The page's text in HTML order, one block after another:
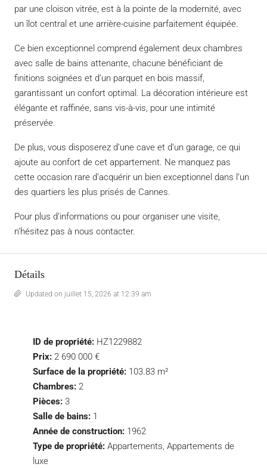
par une cloison vitrée, est à la pointe de la modernité, avec
un îlot central et une arrière-cuisine parfaitement équipée.
Ce bien exceptionnel comprend également deux chambres
avec salle de bains attenante, chacune bénéficiant de
finitions soignées et d’un parquet en bois massif,
garantissant un confort optimal. La décoration intérieure est
élégante et raffinée, sans vis-à-vis, pour une intimité
préservée.
De plus, vous disposerez d’une cave et d’un garage, ce qui
ajoute au confort de cet appartement. Ne manquez pas
cette occasion rare d’acquérir un bien exceptionnel dans l’un
des quartiers les plus prisés de Cannes.
Pour plus d’informations ou pour organiser une visite,
n’hésitez pas à nous contacter.
Détails
Updated on juillet 15, 2026 at 12:39 am
ID de propriété: HZ1229882
Prix: 2 690 000 €
Surface de la propriété: 103.83 m²
Chambres: 2
Pièces: 3
Salle de bains: 1
Année de construction: 1962
Type de propriété: Appartements, Appartements de
luxe